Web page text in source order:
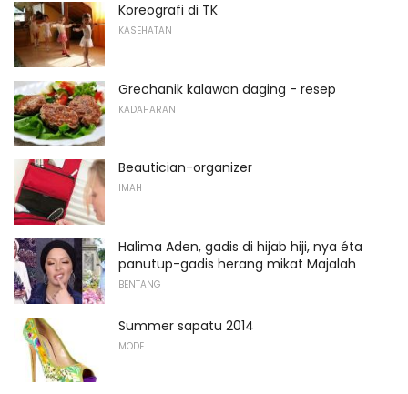
Koreografi di TK
KASEHATAN
Grechanik kalawan daging - resep
KADAHARAN
Beautician-organizer
IMAH
Halima Aden, gadis di hijab hiji, nya éta
panutup-gadis herang mikat Majalah
BENTANG
Summer sapatu 2014
MODE